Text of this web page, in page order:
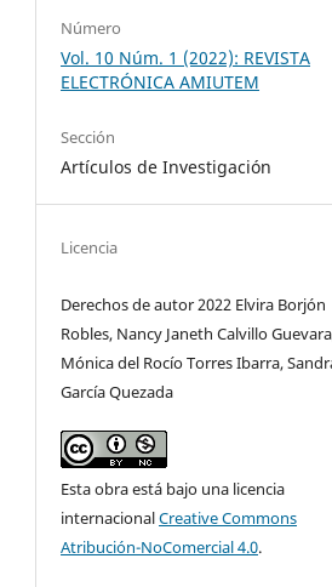
Número
Vol. 10 Núm. 1 (2022): REVISTA
ELECTRÓNICA AMIUTEM
Sección
Artículos de Investigación
Licencia
Derechos de autor 2022 Elvira Borjón
Robles, Nancy Janeth Calvillo
Mónica del Rocío Torres Ibarra,
García Quezada
Esta obra está bajo una licencia
internacionalCreative Commons
Atribución-NoComercial 4.0.